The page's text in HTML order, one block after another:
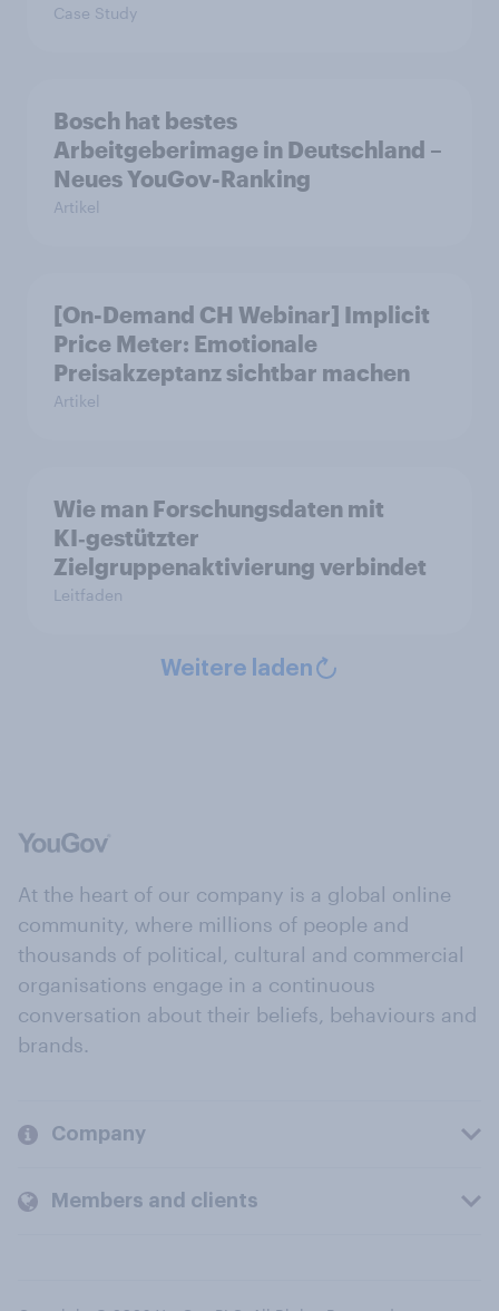
Case Study
Bosch hat bestes
Arbeitgeberimage in Deutschland –
Neues YouGov-Ranking
Artikel
[On-Demand CH Webinar] Implicit
Price Meter: Emotionale
Preisakzeptanz sichtbar machen
Artikel
Wie man Forschungsdaten mit
KI‑gestützter
Zielgruppenaktivierung verbindet
Leitfaden
Weitere laden
At the heart of our company is a global online
community, where millions of people and
thousands of political, cultural and commercial
organisations engage in a continuous
conversation about their beliefs, behaviours and
brands.
Company
Members and clients